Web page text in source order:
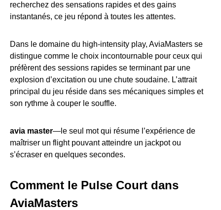
recherchez des sensations rapides et des gains
instantanés, ce jeu répond à toutes les attentes.
Dans le domaine du high‑intensity play, AviaMasters se
distingue comme le choix incontournable pour ceux qui
préfèrent des sessions rapides se terminant par une
explosion d’excitation ou une chute soudaine. L’attrait
principal du jeu réside dans ses mécaniques simples et
son rythme à couper le souffle.
avia master—le seul mot qui résume l’expérience de
maîtriser un flight pouvant atteindre un jackpot ou
s’écraser en quelques secondes.
Comment le Pulse Court dans
AviaMasters